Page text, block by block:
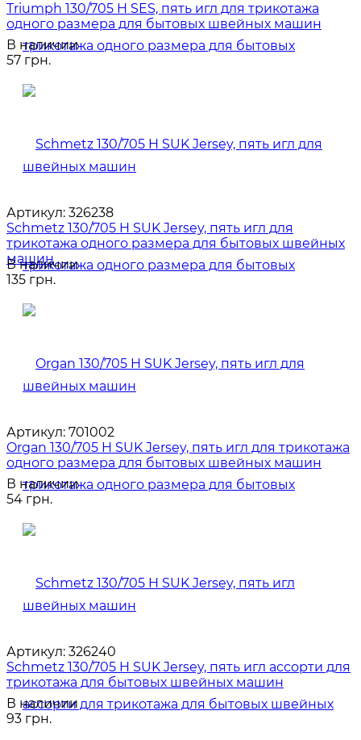
Triumph 130/705 H SES, пять игл для трикотажа
одного размера для бытовых швейных машин
В наличии
57 грн.
Артикул: 326238
Schmetz 130/705 H SUK Jersey, пять игл для
трикотажа одного размера для бытовых швейных
машин
В наличии
135 грн.
Артикул: 701002
Organ 130/705 H SUK Jersey, пять игл для трикотажа
одного размера для бытовых швейных машин
В наличии
54 грн.
Артикул: 326240
Schmetz 130/705 H SUK Jersey, пять игл ассорти для
трикотажа для бытовых швейных машин
В наличии
93 грн.